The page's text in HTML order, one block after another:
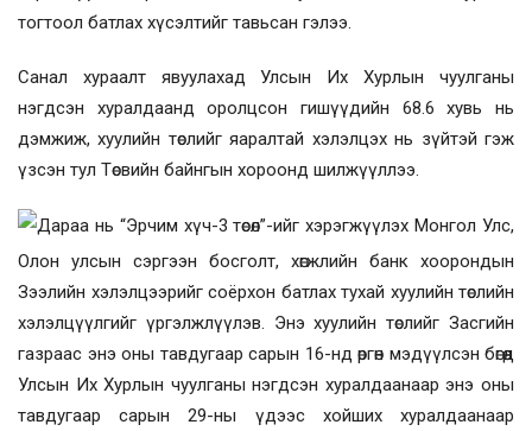
тогтоол батлах хүсэлтийг тавьсан гэлээ.
Санал хураалт явуулахад Улсын Их Хурлын чуулганы
нэгдсэн хуралдаанд оролцсон гишүүдийн 68.6 хувь нь
дэмжиж, хуулийн төслийг яаралтай хэлэлцэх нь зүйтэй гэж
үзсэн тул Төсвийн байнгын хороонд шилжүүллээ.
Дараа нь “Эрчим хүч-3 төсөл”-ийг хэрэгжүүлэх Монгол Улс,
Олон улсын сэргээн босголт, хөгжлийн банк хоорондын
Зээлийн хэлэлцээрийг соёрхон батлах тухай хуулийн төслийн
хэлэлцүүлгийг үргэлжлүүлэв. Энэ хуулийн төслийг Засгийн
газраас энэ оны тавдугаар сарын 16-нд өргөн мэдүүлсэн бөгөөд
Улсын Их Хурлын чуулганы нэгдсэн хуралдаанаар энэ оны
тавдугаар сарын 29-ны үдээс хойших хуралдаанаар